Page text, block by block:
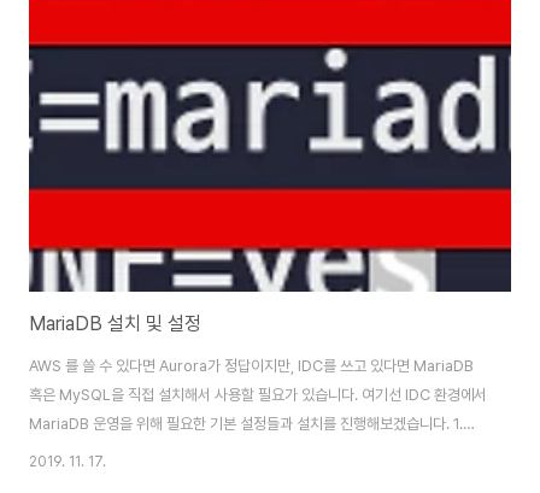
sudo su - root 그럼 차례로 진행해보겠습니다. 1. 백업 파일 다운로드 먼저
백업 파일을 저장할 백업 디렉토리로 이동합니다. 저는 /..
MariaDB 설치 및 설정
AWS 를 쓸 수 있다면 Aurora가 정답이지만, IDC를 쓰고 있다면 MariaDB
혹은 MySQL을 직접 설치해서 사용할 필요가 있습니다. 여기선 IDC 환경에서
MariaDB 운영을 위해 필요한 기본 설정들과 설치를 진행해보겠습니다. 1.
OS 설정 저 같은 경우 별도로 IDC 장비를 사용하지 못하여 AWS EC2에 직접
2019. 11. 17.